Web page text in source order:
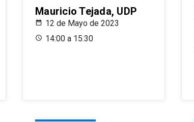
Mauricio Tejada, UDP
12 de Mayo de 2023
14:00 a 15:30